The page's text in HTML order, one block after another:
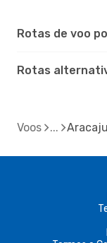
Rotas de voo
Rotas
Voos